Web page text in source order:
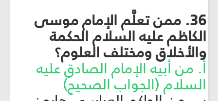
36. ممن تعلَّم الإمام موسى
الكاظم عليه السلام الحكمة
والأخلاق ومختلف العلوم؟
أ. من أبيه الإمام الصادق عليه
السلام (الجواب الصحيح)